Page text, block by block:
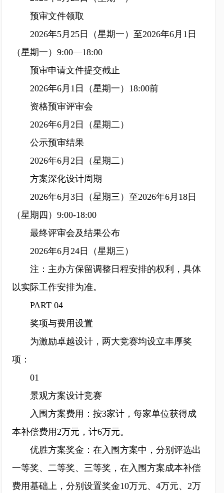
预审文件领取
2026年5月25日（星期一）至2026年6月1日
（星期一）9:00—18:00
预审申请文件提交截止
2026年6月1日（星期一）18:00前
资格预审评审会
2026年6月2日（星期二）
公示预审结果
2026年6月2日（星期二）
方案深化设计周期
2026年6月3日（星期三）至2026年6月18日
（星期四）9:00-18:00
最终评审会及结果公布
2026年6月24日（星期三）
注：主办方保留调整日程安排的权利，具体
以实际工作安排为准。
PART 04
奖项与费用设置
为激励卓越设计，两大竞赛均设立丰厚奖
项：
01
景观方案设计竞赛
入围方案费用：按3家计，每家单位获得成
本补偿费用2万元，计6万元。
优胜方案奖金：在入围方案中，分别评选出
一等奖、二等奖、三等奖，在入围方案成本补偿
费用基础上，分别设置奖金10万元、4万元、2万